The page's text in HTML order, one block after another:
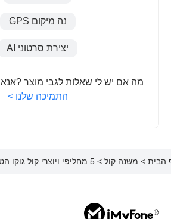
נה מיקום GPS
יצירת סרטוני AI
מה אם יש לי שאלות לגבי מוצר ?אנא
התמיכה שלנו >
הבית > משנה קול > 5 מחליפי ויוצרי קול גוקו הטובים ביותר להשגת קול AI של גוקו